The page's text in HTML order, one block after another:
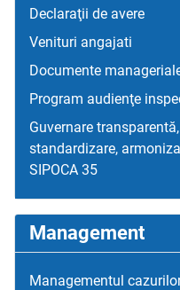
Declaraţii de avere
Venituri angajati
Documente
Program audienţe
Guvernare
standardizare,
SIPOCA 35
Management
Managementul